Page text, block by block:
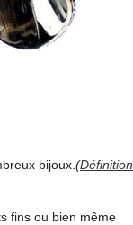
bijoux. (Définition
fins ou bien même